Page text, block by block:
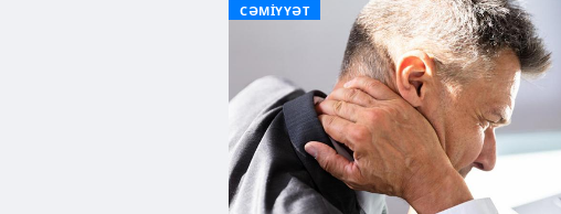
CƏMİYYƏT